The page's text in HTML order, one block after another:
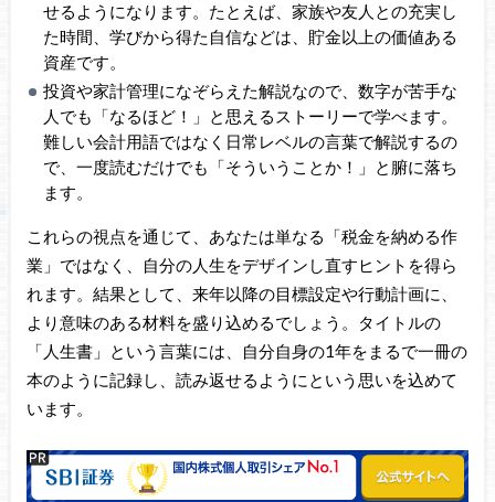
せるようになります。たとえば、家族や友人との充実し
た時間、学びから得た自信などは、貯金以上の価値ある
資産です。
投資や家計管理になぞらえた解説なので、数字が苦手な
人でも「なるほど！」と思えるストーリーで学べます。
難しい会計用語ではなく日常レベルの言葉で解説するの
で、一度読むだけでも「そういうことか！」と腑に落ち
ます。
これらの視点を通じて、あなたは単なる「税金を納める作
業」ではなく、自分の人生をデザインし直すヒントを得ら
れます。結果として、来年以降の目標設定や行動計画に、
より意味のある材料を盛り込めるでしょう。タイトルの
「人生書」という言葉には、自分自身の1年をまるで一冊の
本のように記録し、読み返せるようにという思いを込めて
います。